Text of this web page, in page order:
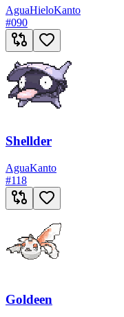
AguaHieloKanto
#090
Shellder
AguaKanto
#118
Goldeen